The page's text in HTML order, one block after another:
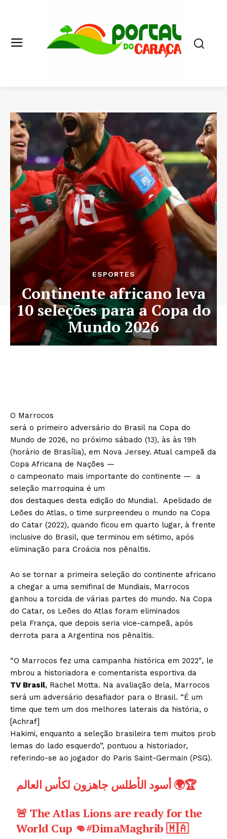
ESPORTES
Continente africano leva
10 seleções para a Copa do
Mundo 2026
O Marrocos
será o primeiro adversário do Brasil na Copa do
Mundo de 2026, no próximo sábado (13), às às 19h
(horário de Brasília), em Nova Jersey. Atual campeã da
Copa Africana de Nações —
o campeonato mais importante do continente — a
seleção marroquina é um
dos destaques desta edição do Mundial. Apelidado de
Leões do Atlas, o time surpreendeu o mundo na Copa
do Catar (2022), quando ficou em quarto lugar, à frente
inclusive do Brasil, que terminou em sétimo, após
eliminação para Croácia nos pênaltis.
Ao se tornar a primeira seleção do continente africano
a chegar a uma semifinal de Mundiais, Marrocos
ganhou a torcida de várias partes do mundo. Na Copa
do Catar, os Leões do Atlas foram eliminados
pela França, que depois seria vice-campeã, após
derrota para a Argentina nos pênaltis.
“O Marrocos fez uma campanha histórica em 2022″, le
mbrou a historiadora e comentarista esportiva da
TV Brasil, Rachel Motta. Na avaliação dela, Marrocos
será um adversário desafiador para o Brasil. “É um
time que tem um dos melhores laterais da história, o
[Achraf]
Hakimi, enquanto a seleção brasileira tem muitos prob
lemas do lado esquerdo”, pontuou a historiador,
referindo-se ao jogador do Paris Saint-Germain (PSG).
أسود الأطلس جاهزون لكأس العالم 🌍🏆
🚨 The Atlas Lions are ready for the
World Cup 👊#DimaMaghrib 🇲🇦